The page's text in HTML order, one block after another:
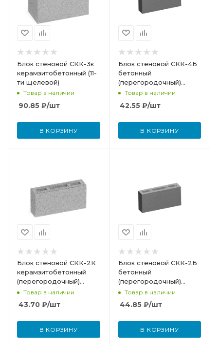
Блок стеновой СКК-3к
керамзитобетонный (11-
ти щелевой)
Товар в наличии
90.85 ₽/шт
В КОРЗИНУ
Блок стеновой СКК-4Б
бетонный
(перегородочный)
серый
Товар в наличии
42.55₽/шт
В КОРЗИНУ
Блок стеновой СКК-2К
керамзитобетонный
(перегородочный)
серый
Товар в наличии
43.70 ₽/шт
В КОРЗИНУ
Блок стеновой СКК-2Б
бетонный
(перегородочный)
серый
Товар в наличии
44.85₽/шт
В КОРЗИНУ